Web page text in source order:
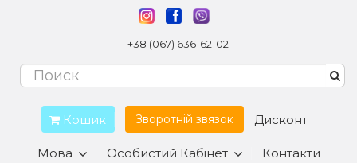
+38 (067) 636-62-02
Кошик Зворотній звязок Дисконт
Мова Особистий Кабінет Контакти